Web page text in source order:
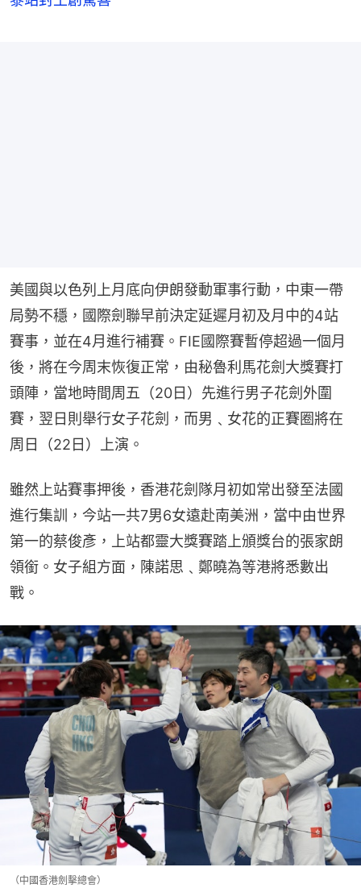
美國與以色列上月底向伊朗發動軍事行動，中東一帶
局勢不穩，國際劍聯早前決定延遲月初及月中的4站
賽事，並在4月進行補賽。FIE國際賽暫停超過一個月
後，將在今周末恢復正常，由秘魯利馬花劍大獎賽打
頭陣，當地時間周五（20日）先進行男子花劍外圍
賽，翌日則舉行女子花劍，而男﹑女花的正賽圈將在
周日（22日）上演。
雖然上站賽事押後，香港花劍隊月初如常出發至法國
進行集訓，今站一共7男6女遠赴南美洲，當中由世界
第一的蔡俊彥，上站都靈大獎賽踏上頒獎台的張家朗
領銜。女子組方面，陳諾思﹑鄭曉為等港將悉數出
戰。
（中國香港劍擊總會）